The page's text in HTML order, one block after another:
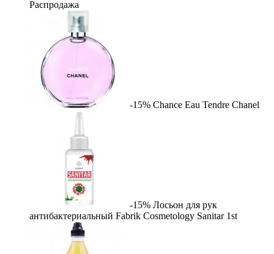
Распродажа
-15% Chance Eau Tendre Chanel
-15% Лосьон для рук
антибактериальный Fabrik Cosmetology Sanitar 1st